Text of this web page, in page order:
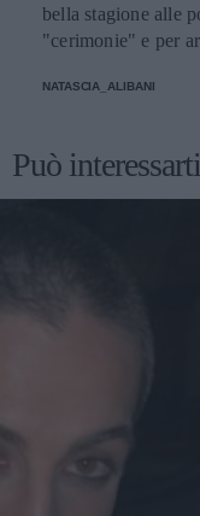
bella stagione alle
"cerimonie" e per
NATASCIA_ALIBANI
Può